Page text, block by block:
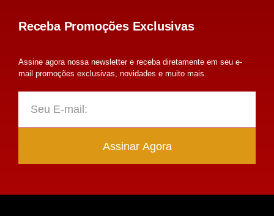
Receba Promoções Exclusivas
Assine agora nossa newsletter e receba diretamente em seu e-
mail promoções exclusivas, novidades e muito mais.
Assinar Agora